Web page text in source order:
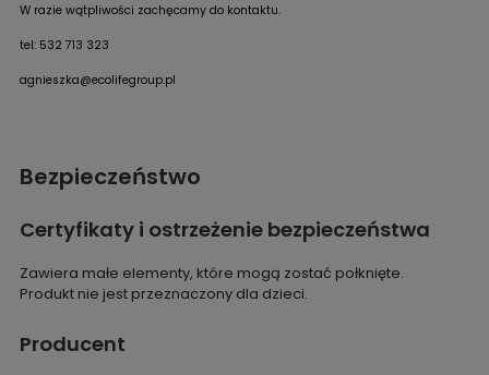
W razie wątpliwości zachęcamy do kontaktu.
tel: 532 713 323
agnieszka@ecolifegroup.pl
Bezpieczeństwo
Certyfikaty i ostrzeżenie bezpieczeństwa
Zawiera małe elementy, które mogą zostać połknięte.
Produkt nie jest przeznaczony dla dzieci.
Producent